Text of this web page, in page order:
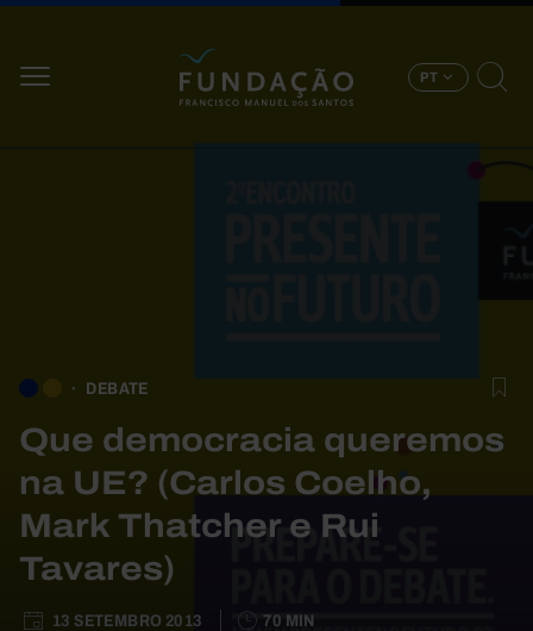
PT
DEBATE
Que democracia queremos
na UE? (Carlos Coelho,
Mark Thatcher e Rui
Tavares)
13 SETEMBRO 2013 70 MIN